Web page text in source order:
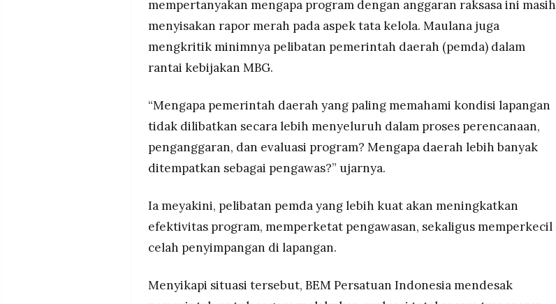
mempertanyakan mengapa program dengan anggaran raksasa ini masih
menyisakan rapor merah pada aspek tata kelola. Maulana juga
mengkritik minimnya pelibatan pemerintah daerah (pemda) dalam
rantai kebijakan MBG.
“Mengapa pemerintah daerah yang paling memahami kondisi lapangan
tidak dilibatkan secara lebih menyeluruh dalam proses perencanaan,
penganggaran, dan evaluasi program? Mengapa daerah lebih banyak
ditempatkan sebagai pengawas?” ujarnya.
Ia meyakini, pelibatan pemda yang lebih kuat akan meningkatkan
efektivitas program, memperketat pengawasan, sekaligus memperkecil
celah penyimpangan di lapangan.
Menyikapi situasi tersebut, BEM Persatuan Indonesia mendesak